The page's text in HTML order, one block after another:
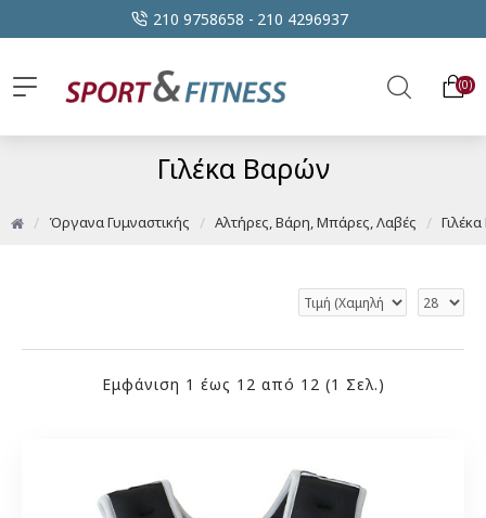
210 9758658 - 210 4296937
0
Όργανα Γυμναστικής Αλτήρες, Βάρη, Μπάρες, Λαβές
Γιλέκα Βαρών
Εμφάνιση 1 έως 12 από 12 (1 Σελ.)